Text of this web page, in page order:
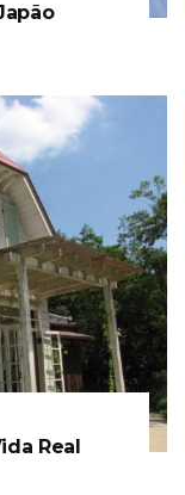
Real